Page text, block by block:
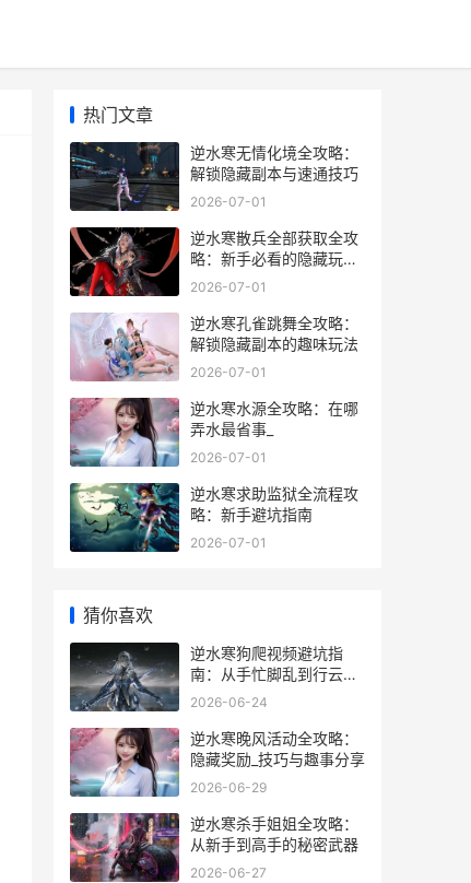
热门文章
逆水寒无情化境全攻略：
解锁隐藏副本与速通技巧
2026-07-01
逆水寒散兵全部获取全攻
略：新手必看的隐藏玩法
与技巧
2026-07-01
逆水寒孔雀跳舞全攻略：
解锁隐藏副本的趣味玩法
2026-07-01
逆水寒水源全攻略：在哪
弄水最省事_
2026-07-01
逆水寒求助监狱全流程攻
略：新手避坑指南
2026-07-01
猜你喜欢
逆水寒狗爬视频避坑指
南：从手忙脚乱到行云流
水的实战经验
2026-06-24
逆水寒晚风活动全攻略：
隐藏奖励_技巧与趣事分享
2026-06-29
逆水寒杀手姐姐全攻略：
从新手到高手的秘密武器
2026-06-27